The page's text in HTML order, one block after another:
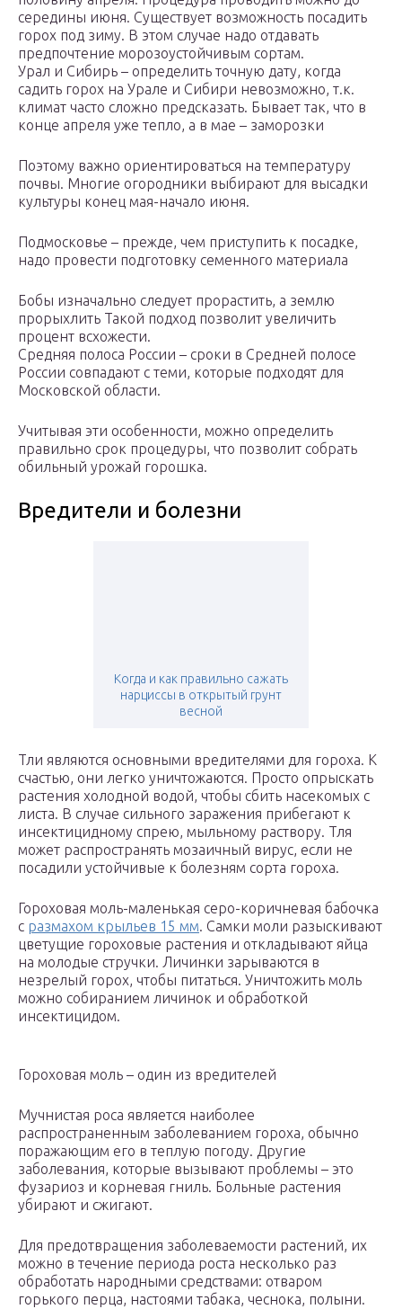
середины июня. Существует возможность посадить
горох под зиму. В этом случае надо отдавать
предпочтение морозоустойчивым сортам.
Урал и Сибирь – определить точную дату, когда
садить горох на Урале и Сибири невозможно, т.к.
климат часто сложно предсказать. Бывает так, что в
конце апреля уже тепло, а в мае – заморозки
Поэтому важно ориентироваться на температуру
почвы. Многие огородники выбирают для высадки
культуры конец мая-начало июня.
Подмосковье – прежде, чем приступить к посадке,
надо провести подготовку семенного материала
Бобы изначально следует прорастить, а землю
прорыхлить Такой подход позволит увеличить
процент всхожести.
Средняя полоса России – сроки в Средней полосе
России совпадают с теми, которые подходят для
Московской области.
Учитывая эти особенности, можно определить
правильно срок процедуры, что позволит собрать
обильный урожай горошка.
Вредители и болезни
Когда и как правильно сажать
нарциссы в открытый грунт
весной
Тли являются основными вредителями для гороха. К
счастью, они легко уничтожаются. Просто опрыскать
растения холодной водой, чтобы сбить насекомых с
листа. В случае сильного заражения прибегают к
инсектицидному спрею, мыльному раствору. Тля
может распространять мозаичный вирус, если не
посадили устойчивые к болезням сорта гороха.
Гороховая моль-маленькая серо-коричневая бабочка
с размахом крыльев 15 мм. Самки моли разыскивают
цветущие гороховые растения и откладывают яйца
на молодые стручки. Личинки зарываются в
незрелый горох, чтобы питаться. Уничтожить моль
можно собиранием личинок и обработкой
инсектицидом.
Гороховая моль – один из вредителей
Мучнистая роса является наиболее
распространенным заболеванием гороха, обычно
поражающим его в теплую погоду. Другие
заболевания, которые вызывают проблемы – это
фузариоз и корневая гниль. Больные растения
убирают и сжигают.
Для предотвращения заболеваемости растений, их
можно в течение периода роста несколько раз
обработать народными средствами: отваром
горького перца, настоями табака, чеснока, полыни.